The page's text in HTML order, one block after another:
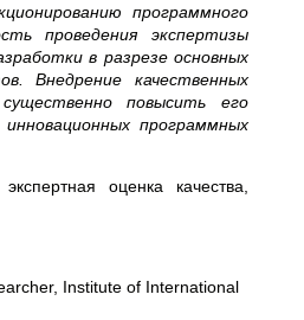
программного
проведения экспертизы
в разрезе основных
Внедрение качественных
повысить его
программных
оценка качества,
Institute of International